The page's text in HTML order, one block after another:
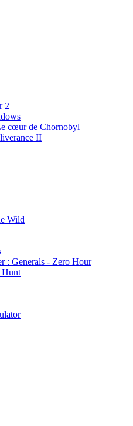
2
cœur de Chornobyl
II
Wild
: Generals - Zero Hour
Hunt